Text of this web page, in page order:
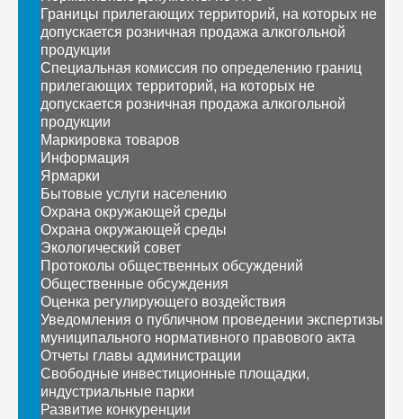
Границы прилегающих территорий, на которых не
допускается розничная продажа алкогольной
продукции
Специальная комиссия по определению границ
прилегающих территорий, на которых не
допускается розничная продажа алкогольной
продукции
Маркировка товаров
Информация
Ярмарки
Бытовые услуги населению
Охрана окружающей среды
Охрана окружающей среды
Экологический совет
Протоколы общественных обсуждений
Общественные обсуждения
Оценка регулирующего воздействия
Уведомления о публичном проведении экспертизы
муниципального нормативного правового акта
Отчеты главы администрации
Свободные инвестиционные площадки,
индустриальные парки
Развитие конкуренции